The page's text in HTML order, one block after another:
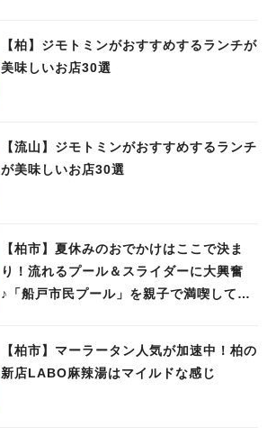
【柏】ジモトミンがおすすめするランチが
美味しいお店30選
【流山】ジモトミンがおすすめするランチ
が美味しいお店30選
【柏市】夏休みのおでかけはここで決ま
り！流れるプール＆スライダーに大興奮
♪「船戸市民プール」を親子で満喫してき
【柏市】マーラータン人気が加速中！柏の
新店LABO麻辣湯はマイルドな感じ